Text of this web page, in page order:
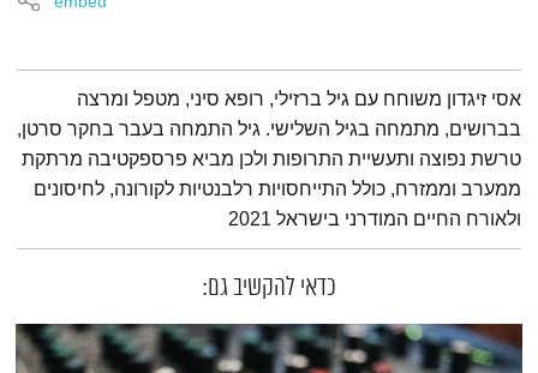
תמצית הפודקאסט
אסי זיגדון משוחח עם גיל ברזילי, רופא סיני, מטפל ומרצה
בברושים, מתמחה בגיל השלישי. גיל התמחה בעבר בחקר סרטן,
טרשת נפוצה ותעשיית התרופות ולכן מביא פרספקטיבה מרתקת
ממערב וממזרח, כולל התייחסויות רלבנטיות לקורונה, לחיסונים
ולאורח החיים המודרני בישראל 2021
כדאי להקשיב גם: